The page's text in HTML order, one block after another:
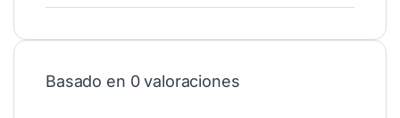
Basado en 0 valoraciones